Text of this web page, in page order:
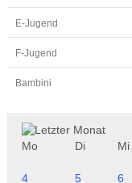
E-Jugend
F-Jugend
Bambini
Mo
Di Mi
4
5 6